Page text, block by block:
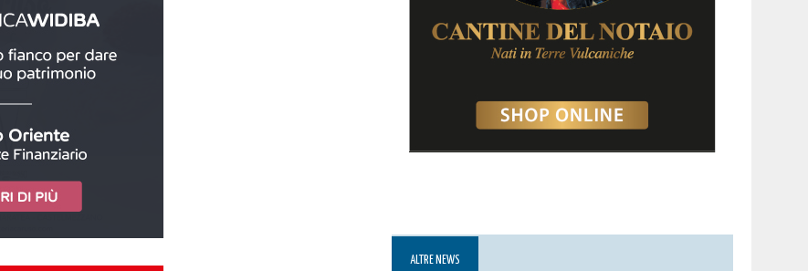
ALTRE NEWS